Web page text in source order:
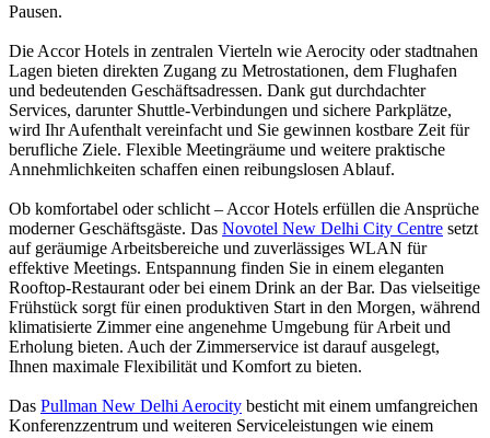
Pausen.
Die Accor Hotels in zentralen Vierteln wie Aerocity oder stadtnahen
Lagen bieten direkten Zugang zu Metrostationen, dem Flughafen
und bedeutenden Geschäftsadressen. Dank gut durchdachter
Services, darunter Shuttle-Verbindungen und sichere Parkplätze,
wird Ihr Aufenthalt vereinfacht und Sie gewinnen kostbare Zeit für
berufliche Ziele. Flexible Meetingräume und weitere praktische
Annehmlichkeiten schaffen einen reibungslosen Ablauf.
Ob komfortabel oder schlicht – Accor Hotels erfüllen die Ansprüche
moderner Geschäftsgäste. Das Novotel New Delhi City Centre setzt
auf geräumige Arbeitsbereiche und zuverlässiges WLAN für
effektive Meetings. Entspannung finden Sie in einem eleganten
Rooftop-Restaurant oder bei einem Drink an der Bar. Das vielseitige
Frühstück sorgt für einen produktiven Start in den Morgen, während
klimatisierte Zimmer eine angenehme Umgebung für Arbeit und
Erholung bieten. Auch der Zimmerservice ist darauf ausgelegt,
Ihnen maximale Flexibilität und Komfort zu bieten.
Das Pullman New Delhi Aerocity besticht mit einem umfangreichen
Konferenzzentrum und weiteren Serviceleistungen wie einem